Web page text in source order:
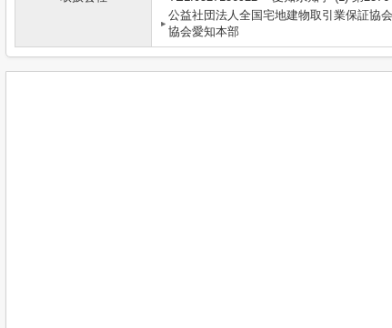
公益社団法人全国宅地建物取引業保証協
協会愛知本部